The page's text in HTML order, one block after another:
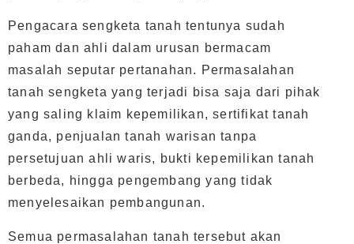
Pengacara sengketa tanah tentunya sudah
paham dan ahli dalam urusan bermacam
masalah seputar pertanahan. Permasalahan
tanah sengketa yang terjadi bisa saja dari pihak
yang saling klaim kepemilikan, sertifikat tanah
ganda, penjualan tanah warisan tanpa
persetujuan ahli waris, bukti kepemilikan tanah
berbeda, hingga pengembang yang tidak
menyelesaikan pembangunan.
Semua permasalahan tanah tersebut akan